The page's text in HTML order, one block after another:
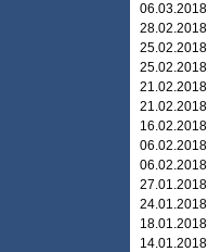
06.03.2018
28.02.2018
25.02.2018
25.02.2018
21.02.2018
21.02.2018
16.02.2018
06.02.2018
06.02.2018
27.01.2018
24.01.2018
18.01.2018
14.01.2018